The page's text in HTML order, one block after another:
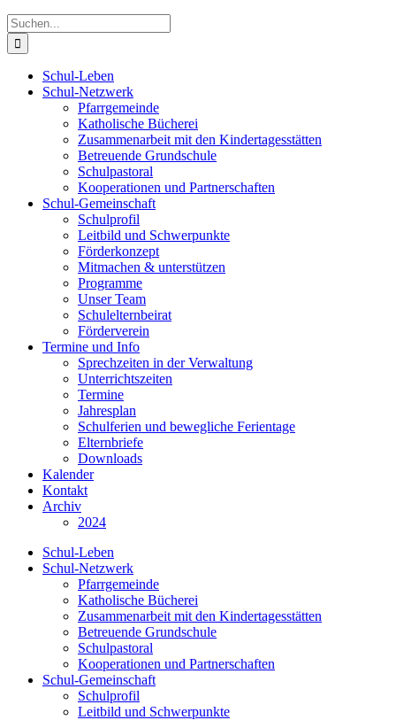
Suche
nach:
Schul-Leben
Schul-Netzwerk
Pfarrgemeinde
Katholische Bücherei
Zusammenarbeit mit den Kindertagesstätten
Betreuende Grundschule
Schulpastoral
Kooperationen und Partnerschaften
Schul-Gemeinschaft
Schulprofil
Leitbild und Schwerpunkte
Förderkonzept
Mitmachen & unterstützen
Programme
Unser Team
Schulelternbeirat
Förderverein
Termine und Info
Sprechzeiten in der Verwaltung
Unterrichtszeiten
Termine
Jahresplan
Schulferien und bewegliche Ferientage
Elternbriefe
Downloads
Kalender
Kontakt
Archiv
2024
Schul-Leben
Schul-Netzwerk
Pfarrgemeinde
Katholische Bücherei
Zusammenarbeit mit den Kindertagesstätten
Betreuende Grundschule
Schulpastoral
Kooperationen und Partnerschaften
Schul-Gemeinschaft
Schulprofil
Leitbild und Schwerpunkte